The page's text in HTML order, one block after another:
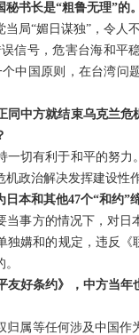
书长是“粗鲁无理”的
局“媚日谋独”，令人不
信号，危害台海和平
中国原则，在台湾问
中方就结束乌克兰危
切有利于和平的努
政治解决发挥建设性作
本和其他47个“和约”
事方的情况下，对
媾和的规定，违反
好条约》，中方当
属等任何涉及中国